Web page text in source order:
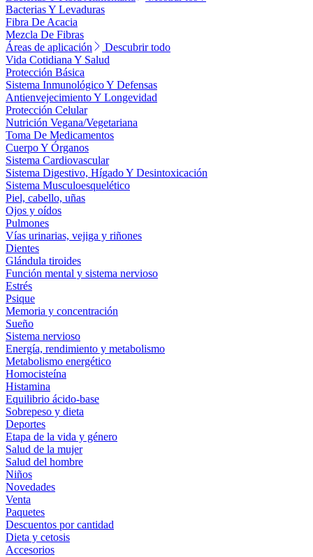
Bacterias Y Levaduras
Fibra De Acacia
Mezcla De Fibras
Áreas de aplicación
Descubrir todo
Vida Cotidiana Y Salud
Protección Básica
Sistema Inmunológico Y Defensas
Antienvejecimiento Y Longevidad
Protección Celular
Nutrición Vegana/Vegetariana
Toma De Medicamentos
Cuerpo Y Órganos
Sistema Cardiovascular
Sistema Digestivo, Hígado Y Desintoxicación
Sistema Musculoesquelético
Piel, cabello, uñas
Ojos y oídos
Pulmones
Vías urinarias, vejiga y riñones
Dientes
Glándula tiroides
Función mental y sistema nervioso
Estrés
Psique
Memoria y concentración
Sueño
Sistema nervioso
Energía, rendimiento y metabolismo
Metabolismo energético
Homocisteína
Histamina
Equilibrio ácido-base
Sobrepeso y dieta
Deportes
Etapa de la vida y género
Salud de la mujer
Salud del hombre
Niños
Novedades
Venta
Paquetes
Descuentos por cantidad
Dieta y cetosis
Accesorios